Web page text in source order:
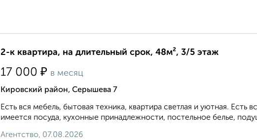
2-к квартира, на длительный срок, 48м², 3/5 этаж
17 000 ₽ в месяц
Кировский район, Серышева 7
Есть вся мебель, бытовая техника, квартира светлая и уютная.
имеется посуда, кухонные принадлежности, постельное белье,
Агентство, 07.08.2026